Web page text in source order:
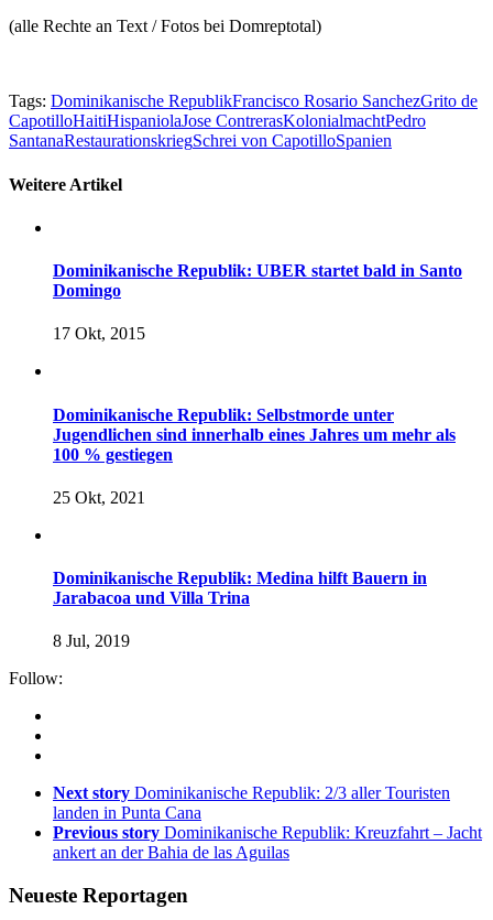
(alle Rechte an Text / Fotos bei Domreptotal)
Tags: Dominikanische RepublikFrancisco Rosario SanchezGrito de
CapotilloHaitiHispaniolaJose ContrerasKolonialmachtPedro
SantanaRestaurationskriegSchrei von CapotilloSpanien
Weitere Artikel
Dominikanische Republik: UBER startet bald in Santo
Domingo
17 Okt, 2015
Dominikanische Republik: Selbstmorde unter
Jugendlichen sind innerhalb eines Jahres um mehr als
100 % gestiegen
25 Okt, 2021
Dominikanische Republik: Medina hilft Bauern in
Jarabacoa und Villa Trina
8 Jul, 2019
Follow:
Next story Dominikanische Republik: 2/3 aller Touristen
landen in Punta Cana
Previous story Dominikanische Republik: Kreuzfahrt – Jacht
ankert an der Bahia de las Aguilas
Neueste Reportagen